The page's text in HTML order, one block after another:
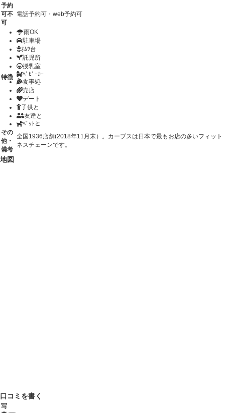
予約
可不
可
電話予約可・web予約可
特徴
雨OK
駐車場
ｵﾑﾂ台
託児所
授乳室
ﾍﾞﾋﾞｰｶｰ
食事処
売店
デート
子供と
友達と
ﾍﾟｯﾄと
その
他・
備考
全国1936店舗(2018年11月末）。カーブスは日本で最もお店の多いフィット
ネスチェーンです。
地図
口コミを書く
写